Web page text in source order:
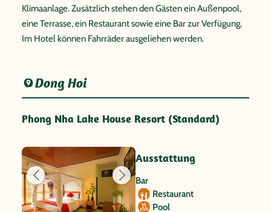
Klimaanlage. Zusätzlich stehen den Gästen ein Außenpool,
eine Terrasse, ein Restaurant sowie eine Bar zur Verfügung.
Im Hotel können Fahrräder ausgeliehen werden.
Dong Hoi
Phong Nha Lake House Resort (Standard)
Ausstattung
Bar
Restaurant
Pool